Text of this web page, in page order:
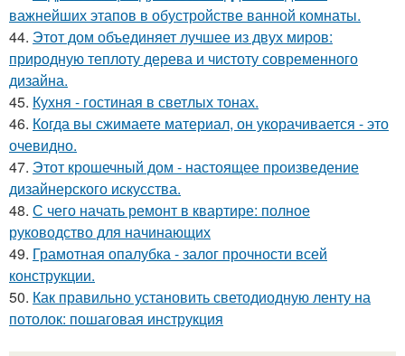
важнейших этапов в обустройстве ванной комнаты.
44. Этот дом объединяет лучшее из двух миров:
природную теплоту дерева и чистоту современного
дизайна.
45. Кухня - гостиная в светлых тонах.
46. Когда вы сжимаете материал, он укорачивается - это
очевидно.
47. Этот крошечный дом - настоящее произведение
дизайнерского искусства.
48. С чего начать ремонт в квартире: полное
руководство для начинающих
49. Грамотная опалубка - залог прочности всей
конструкции.
50. Как правильно установить светодиодную ленту на
потолок: пошаговая инструкция